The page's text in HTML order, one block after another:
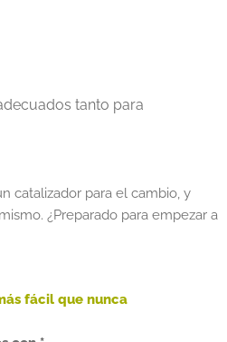
tanto para
catalizador para el cambio, y
¿Preparado para empezar a
fácil que nunca